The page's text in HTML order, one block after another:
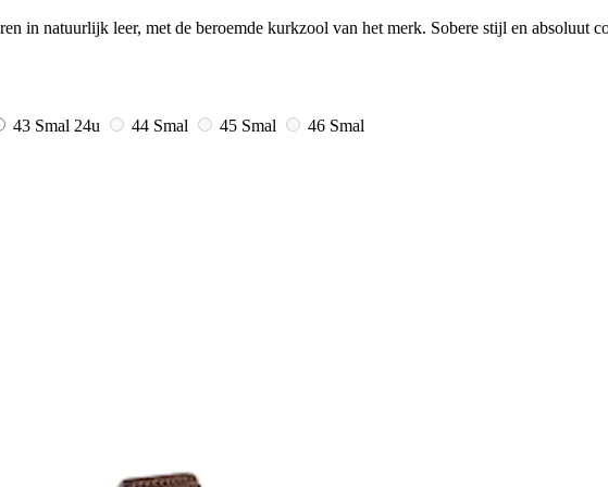
in natuurlijk leer, met de beroemde kurkzool van het merk. Sobere stijl en absoluut
43 Smal 24u 44 Smal 45 Smal
46 Smal